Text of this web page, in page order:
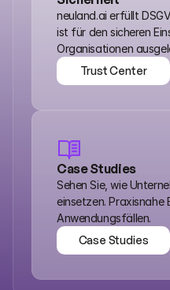
neuland.ai erfüllt
ist für den sicheren
Organisationen
Trust Center
Case Studies
Sehen Sie, wie
einsetzen. Praxisnahe
Anwendungsfällen.
Case Studies